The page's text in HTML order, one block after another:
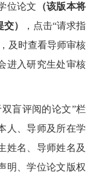
位论文
（该版本将
）
，点击“请求指
及时查看导师审核
进入研究生处审核
盲评阅的论文”栏
人、导师及所在学
姓名、导师姓名及
明、学位论文版权